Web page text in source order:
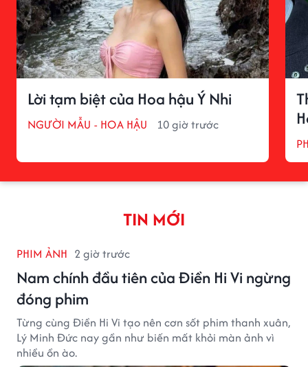
Lời tạm biệt của Hoa hậu Ý Nhi
NGƯỜI MẪU - HOA HẬU 10 giờ trước
TIN MỚI
PHIM ẢNH 2 giờ trước
Nam chính đầu tiên của Điền Hi Vi ngừng
đóng phim
Từng cùng Điền Hi Vi tạo nên cơn sốt phim thanh xuân,
Lý Minh Đức nay gần như biến mất khỏi màn ảnh vì
nhiều ồn ào.